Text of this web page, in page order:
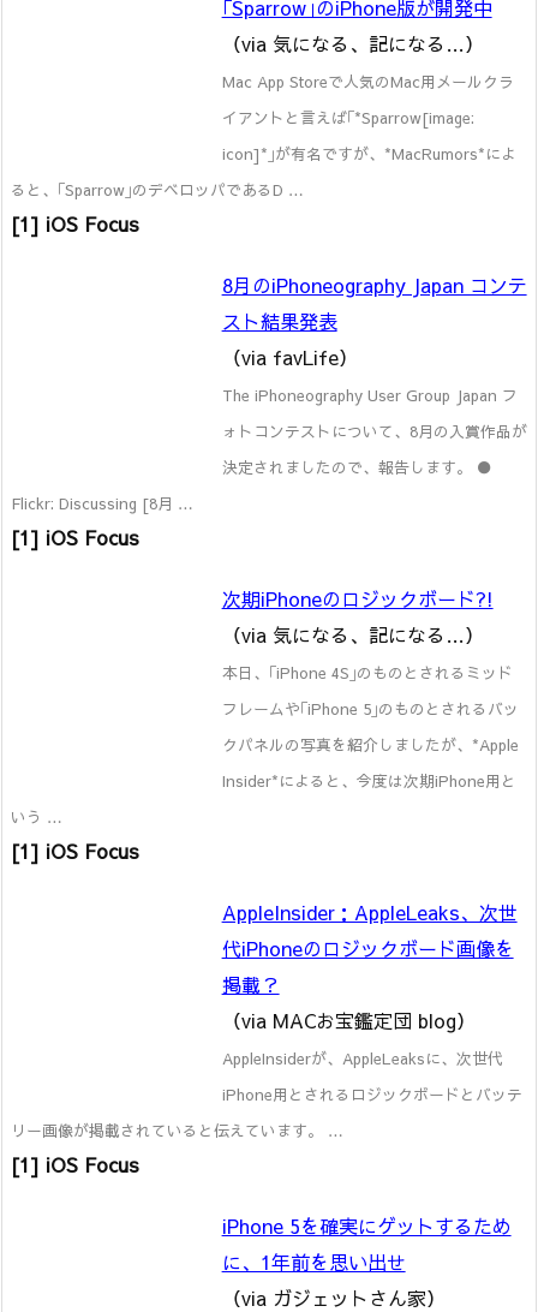
｢Sparrow｣のiPhone版が開発中
（via 気になる、記になる…）
Mac App Storeで人気のMac用メールクラ
イアントと言えば｢*Sparrow[image:
icon]*｣が有名ですが、*MacRumors*によ
ると、｢Sparrow｣のデベロッパであるD …
[1] iOS Focus
8月のiPhoneography Japan コンテ
スト結果発表
（via favLife）
The iPhoneography User Group Japan フ
ォトコンテストについて、8月の入賞作品が
決定されましたので、報告します。 ●
Flickr: Discussing [8月 …
[1] iOS Focus
次期iPhoneのロジックボード?!
（via 気になる、記になる…）
本日、｢iPhone 4S｣のものとされるミッド
フレームや｢iPhone 5｣のものとされるバッ
クパネルの写真を紹介しましたが、*Apple
Insider*によると、今度は次期iPhone用と
いう …
[1] iOS Focus
AppleInsider：AppleLeaks、次世
代iPhoneのロジックボード画像を
掲載？
（via MACお宝鑑定団 blog）
AppleInsiderが、AppleLeaksに、次世代
iPhone用とされるロジックボードとバッテ
リー画像が掲載されていると伝えています。 …
[1] iOS Focus
iPhone 5を確実にゲットするため
に、1年前を思い出せ
（via ガジェットさん家）